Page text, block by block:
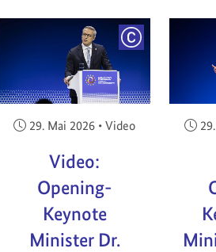
COPYRIGHT
Veröffentlicht am:
29. Mai 2026 • Video
Video:
Opening-
Keynote
Minister Dr.